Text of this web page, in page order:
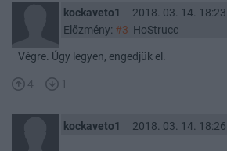
kockaveto1
2018. 03. 14. 18:23
Előzmény: #3 HoStrucc
Végre. Úgy legyen, engedjük el.
4 1
kockaveto1 2018. 03. 14. 18:26